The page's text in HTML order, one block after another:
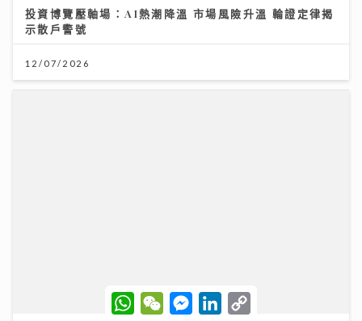
投資博覽壓軸場：AI熱潮降溫 市場風險升溫 輪證定律揭
示散戶警號
12/07/2026
W
h
W
e
M
e
L